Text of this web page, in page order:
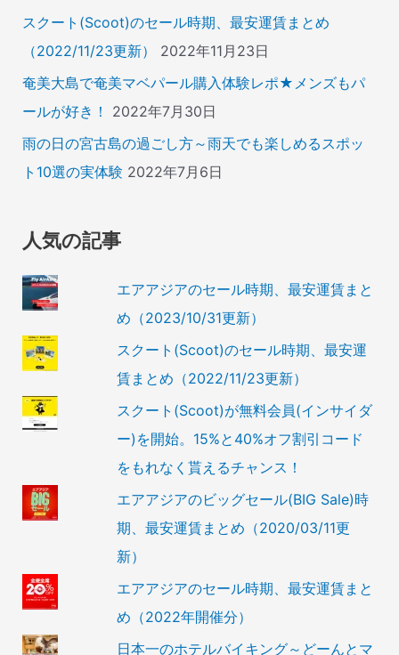
スクート(Scoot)のセール時期、最安運賃まとめ
（2022/11/23更新）
2022年11月23日
奄美大島で奄美マベパール購入体験レポ★メンズもパ
ールが好き！
2022年7月30日
雨の日の宮古島の過ごし方～雨天でも楽しめるスポッ
ト10選の実体験 2022年7月6日
人気の記事
エアアジアのセール時期、最安運賃まと
め（2023/10/31更新）
スクート(Scoot)のセール時期、最安運
賃まとめ（2022/11/23更新）
スクート(Scoot)が無料会員(インサイダ
ー)を開始。15%と40%オフ割引コード
をもれなく貰えるチャンス！
エアアジアのビッグセール(BIG Sale)時
期、最安運賃まとめ（2020/03/11更
新）
エアアジアのセール時期、最安運賃まと
め（2022年開催分）
日本一のホテルバイキング～どーんとマ